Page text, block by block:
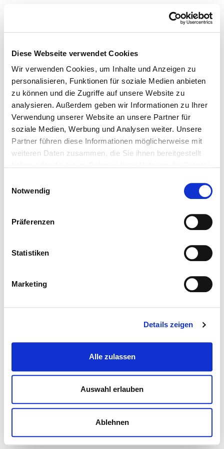
Diese Webseite verwendet Cookies
Wir verwenden Cookies, um Inhalte und Anzeigen zu
personalisieren, Funktionen für soziale Medien anbieten
zu können und die Zugriffe auf unsere Website zu
analysieren. Außerdem geben wir Informationen zu Ihrer
Verwendung unserer Website an unsere Partner für
soziale Medien, Werbung und Analysen weiter. Unsere
Partner führen diese Informationen möglicherweise mit
weiteren Daten zusammen, die Sie ihnen bereitgestellt
Notwendig
Präferenzen
Statistiken
Marketing
Details zeigen
Alle zulassen
Auswahl erlauben
Ablehnen